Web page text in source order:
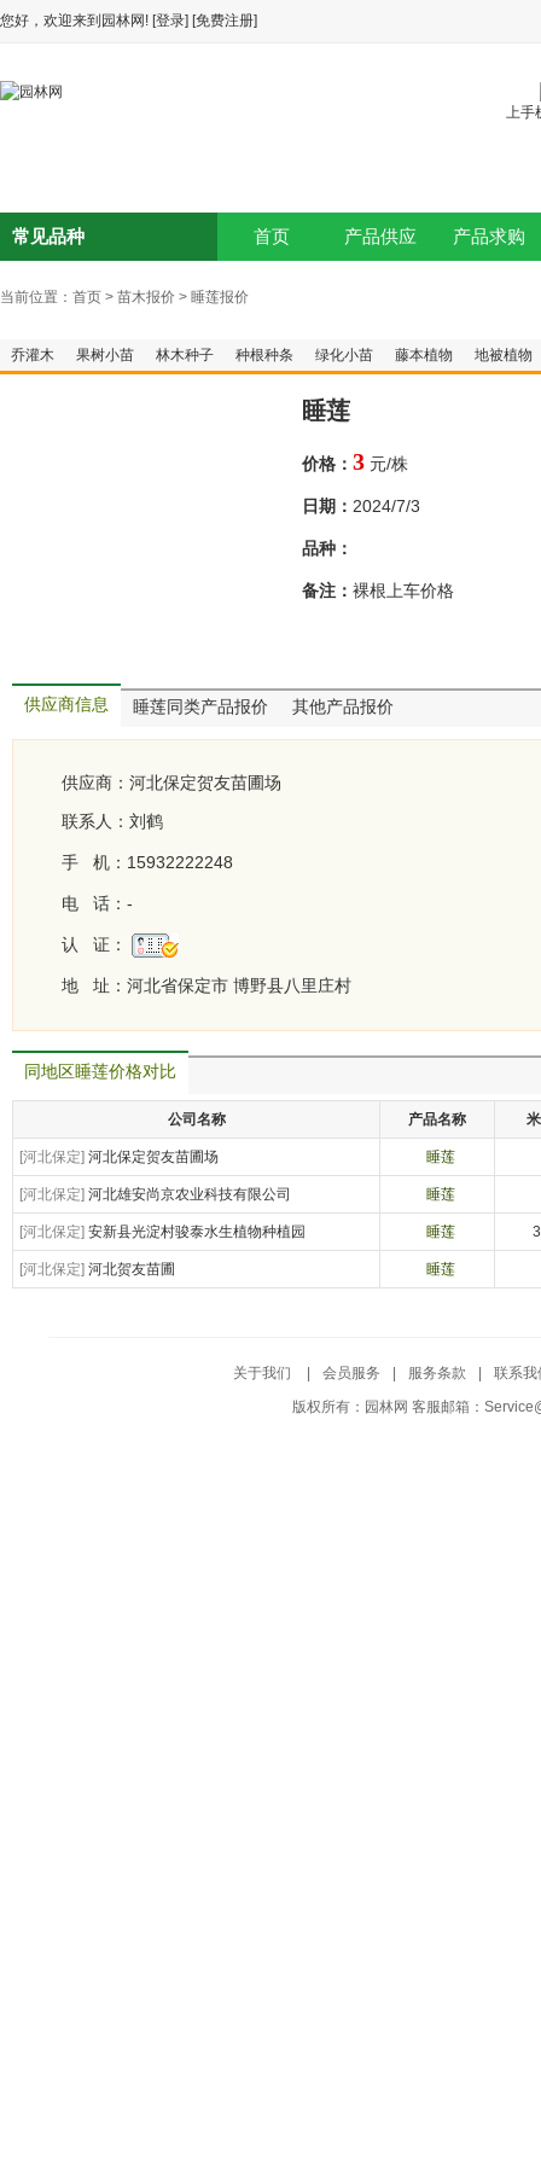
您好，欢迎来到园林网! [登录] [免费注册]
上手
首页 产品供应 产品求购
常见品种
当前位置： 首页 > 苗木报价 > 睡莲报价
乔灌木 果树小苗 林木种子 种根种条 绿化小苗 藤本植物 地被植物
睡莲
价格： 3 元/株
日期： 2024/7/3
品种：
备注： 裸根上车价格
供应商信息 睡莲同类产品报价 其他产品报价
供应商： 河北保定贺友苗圃场
联系人：刘鹤
手 机：15932222248
电 话：-
认 证：
地 址：河北省保定市 博野县八里庄村
同地区睡莲价格对比
公司名称 产品名称
[河北保定] 河北保定贺友苗圃场 睡莲
[河北保定] 河北雄安尚京农业科技有限公司 睡莲
[河北保定] 安新县光淀村骏泰水生植物种植园 睡莲
[河北保定] 河北贺友苗圃 睡莲
关于我们 会员服务 服务条款
联系我
版权所有：园林网 客服邮箱：